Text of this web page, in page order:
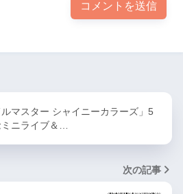
ルマスター シャイニーカラーズ」5
ニライブ＆…
次の記事